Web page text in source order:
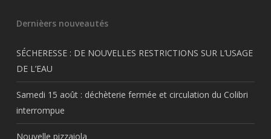
Dernièers nouveautés
SÉCHERESSE : DE NOUVELLES RESTRICTIONS SUR L’USAGE
DE L’EAU
Samedi 15 août : déchèterie fermée et circulation du Colibri
interrompue
Nouvelle pizzaiola